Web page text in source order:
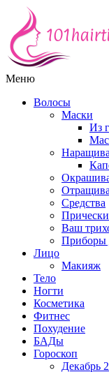
Меню
Волосы
Маски
Из
Средства
Ваш
Приборы
Лицо
Макияж
Тело
Ногти
Косметика
Фитнес
Похудение
БАДы
Гороскоп
Декабрь